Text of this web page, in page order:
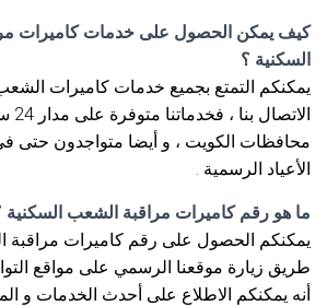
كيف يمكن الحصول على خدمات كاميرات
السكنية ؟
يمكنكم التمتع بجميع خدمات كاميرات
محافظات الكويت ، و أيضا متواجدون حتى
الأعياد الرسمية .
ما هو رقم كاميرات مراقبة الشعب السكنية
يمكنكم الحصول على رقم كاميرات مراقبة
طريق زيارة موقعنا الرسمي على مواقع
أنه يمكنكم الاطلاع على أحدث الخدمات و